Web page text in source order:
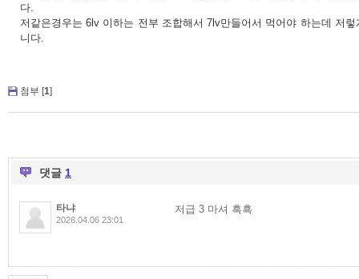
다.
저같은경우는 6lv 이하는 전부 조합해서 7lv만들어서 먹어야 하는데 저
니다.
첨부 [1]
댓글 1
타냐
2026.04.06 23:01
저급 3 마셔 흑흑